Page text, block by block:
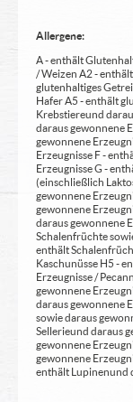
Allergene:
A - enthält
/ Weizen A2 -
glutenhaltiges
Hafer A5 - enthält
Krebstiere und
daraus gewonnene
gewonnene
Erzeugnisse F -
Erzeugnisse G -
(einschließlich
gewonnene
gewonnene
daraus gewonnene
Schalenfrüchte
enthält
Kaschunüsse H5 -
Erzeugnisse /
gewonnene
daraus gewonnene
sowie daraus
Sellerie und daraus
gewonnene
gewonnene
enthält Lupinen und